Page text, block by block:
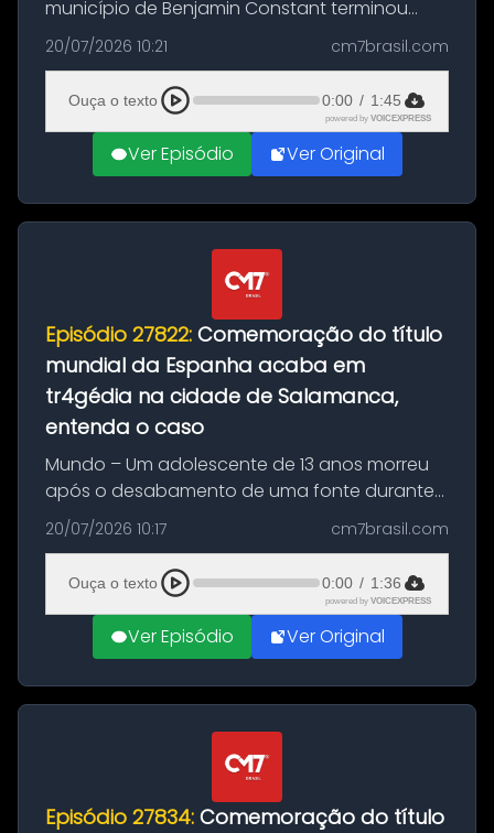
município de Benjamin Constant terminou
com a apreensão de aproximadamente 115
quilos de entorpecentes em uma
embarcação atracada no porto da cidade. O
materia...
20/07/2026 10:21 cm7brasil.com
Ouça o texto 0:00 / 1:45
powered by VOICEXPRESS
Ver Episódio Ver Original
Episódio 27822: Comemoração do título
mundial da Espanha acaba em
tr4gédia na cidade de Salamanca,
entenda o caso
Mundo – Um adolescente de 13 anos morreu
após o desabamento de uma fonte durante
as comemorações pelo título da Copa do
Mundo conquistado pela Espanha, em
Ciudad Rodrigo, na província de Salamanca,
no...
20/07/2026 10:17 cm7brasil.com
Ouça o texto 0:00 / 1:36
powered by VOICEXPRESS
Ver Episódio Ver Original
Episódio 27834: Comemoração do título